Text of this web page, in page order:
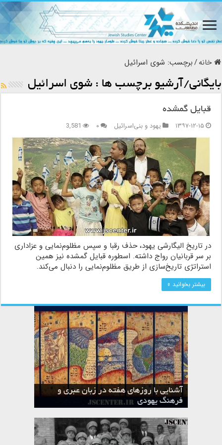
خانه/برچسب: شوی اسرائیل
بایگانی/آرشیو برچسب ها :شوی اسرائیل
قبایل گمشده
۱۳۹۷-۱۲-۱۵
یهود و بنی‌اسرائیل ۰ 3,581
در تاریخ الیگارشی یهود، حذف رقبا و سپس مظلوم‌نمایی و عزاداری
بر سر قربانیان رواج داشته. اسطوره‌ قبایل گمشده نيز همین
استراتژی تاریخ‌سازی از طریق مظلوم‌نمایی را دنبال می‌کند.
بیشتر بخوانید »
آشنایی با روزهای هفته در زبان عبری و
فرهنگ یهودی
ماه نیسان در تقویم عبری و میراث یهود
تقویم عبری
ماه شواط در تقویم عبری و میراث یهود
ماه طوت در تقویم عبری و میراث یهود
ماه حشوان در تقویم عبری و میراث یهود
ماه تیشری در تقویم عبری و میراث یهود
ماه الول در تقویم عبری و میراث یهود